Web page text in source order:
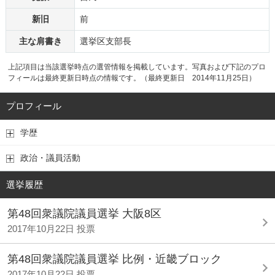
新旧 前
主な肩書き 選挙区支部長
上記項目は当該選挙時点の選管情報を掲載しています。写真および下記のプロ
フィールは最終更新日時点の情報です。（最終更新日 2014年11月25日）
プロフィール
学歴
政治・議員活動
選挙履歴
第48回衆議院議員選挙 大阪8区
2017年10月22日 投票
第48回衆議院議員選挙 比例・近畿ブロック